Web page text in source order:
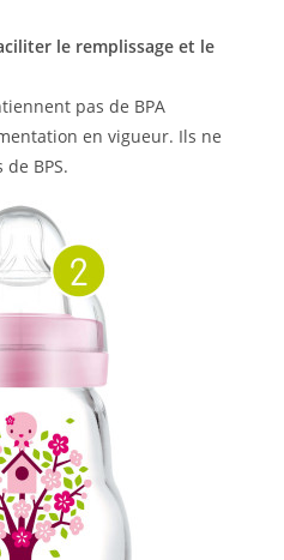
le remplissage et le
pas de BPA
en vigueur. Ils ne
BPS.